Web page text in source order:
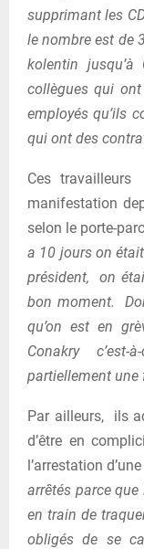
supprimant les
le nombre est de
kolentin jusqu’à
collègues qui
employés qu’ils
qui ont des
Ces
manifestation
selon le porte-
a 10 jours on
président, on
bon moment.
qu’on est en
Conakry c’est-
partiellement une
Par ailleurs, ils
d’être en
l’arrestation
arrêtés parce
en train de
obligés de se